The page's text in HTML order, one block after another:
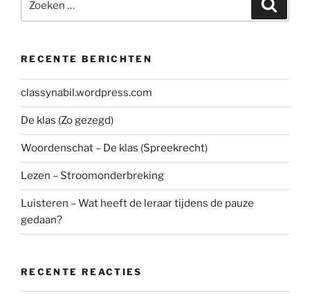
naar:
RECENTE BERICHTEN
classynabil.wordpress.com
De klas (Zo gezegd)
Woordenschat – De klas (Spreekrecht)
Lezen – Stroomonderbreking
Luisteren – Wat heeft de leraar tijdens de pauze
gedaan?
RECENTE REACTIES